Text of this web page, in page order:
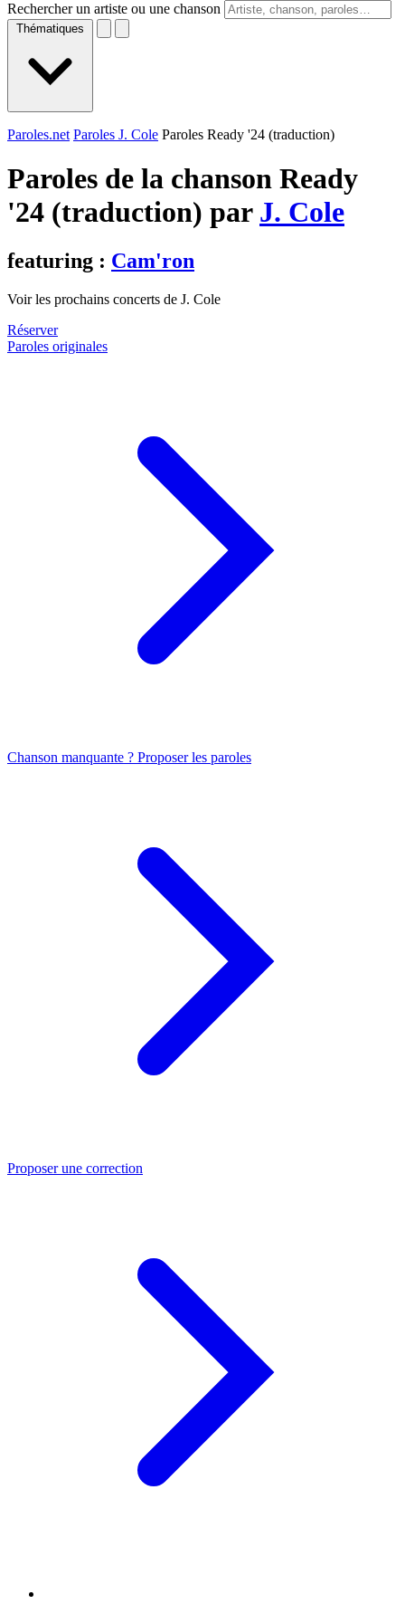
Rechercher un artiste ou une chanson
Thématiques
Paroles.net Paroles J. Cole Paroles Ready '24 (traduction)
Paroles de la chanson Ready
'24 (traduction) par J. Cole
featuring : Cam'ron
Voir les prochains concerts de J. Cole
Réserver
Paroles originales
Chanson manquante ? Proposer les paroles
Proposer une correction